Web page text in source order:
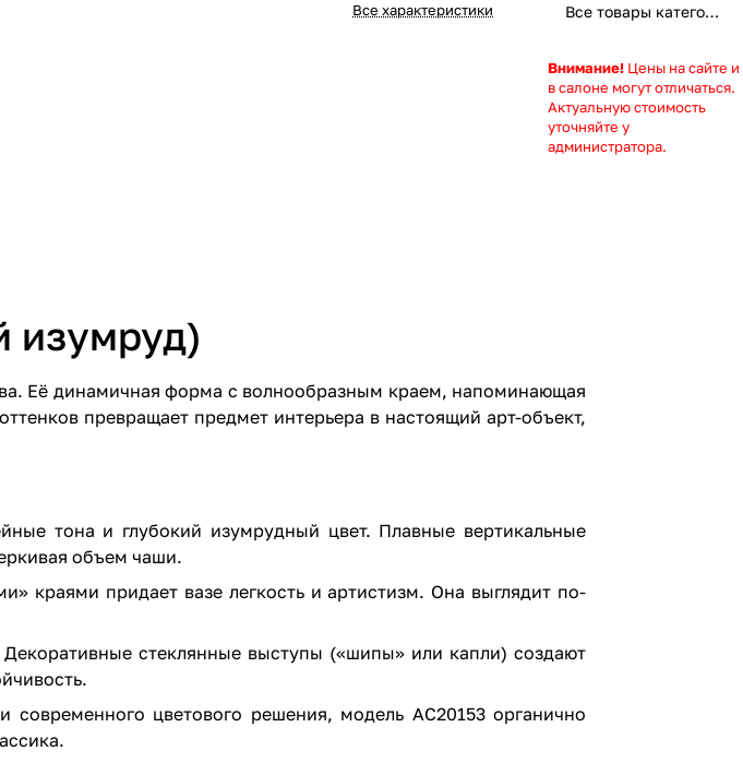
Все характеристики
Все товары категории
Внимание! Цены на сайте и
в салоне могут отличаться.
Актуальную стоимость
уточняйте у
администратора.
изумруд)
Её динамичная форма с волнообразным краем, напоминающая
превращает предмет интерьера в настоящий арт-объект,
тона и глубокий изумрудный цвет. Плавные вертикальные
объем чаши.
краями придает вазе легкость и артистизм. Она выглядит по-
стеклянные выступы («шипы» или капли) создают
цветового решения, модель AC20153 органично